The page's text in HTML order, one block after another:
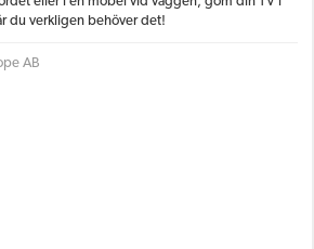
du verkligen behöver det!
AB